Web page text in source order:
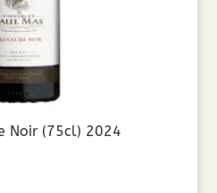
Noir (75cl) 2024